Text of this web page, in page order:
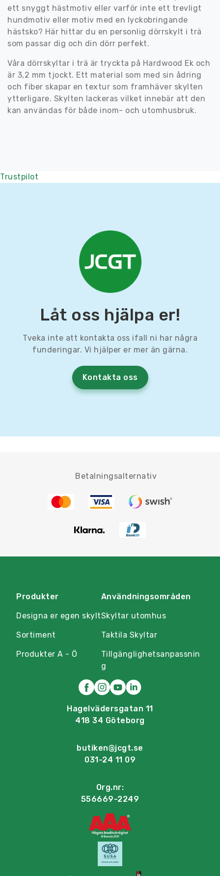
ett snyggt hästmotiv eller varför inte ett trevligt
hundmotiv eller motiv med en lyckobringande
hästsko? Här hittar du en personlig dörrskylt i trä
som passar dig och din dörr perfekt.
Våra dörrskyltar i trä är tryckta på Hardwood Ek och
är 3,2 mm tjockt. Ett material som med sin ådring
och fiber skapar en textur som framhäver skylten
ytterligare. Skylten lackeras vilket innebär att den
kan användas för både inom- och utomhusbruk.
Trustpilot
Låt oss hjälpa er!
Tveka inte att kontakta oss ifall ni har några
funderingar. Vi hjälper er mer än gärna.
Kontakta oss
Betalningsalternativ
Produkter
Designa er egen skylt
Sortiment
Produkter A - Ö
Användningsområden
Skyltar utomhus
Taktila Skyltar
Tillgänglighetsanpassnin
g
Hagelvädersgatan 11
418 34 Göteborg
butiken@jcgt.se
031-24 11 09
Org.nr:
556669-2249